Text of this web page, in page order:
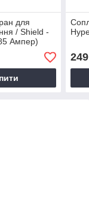
для
/ Shield -
Ампер)
85/105
249